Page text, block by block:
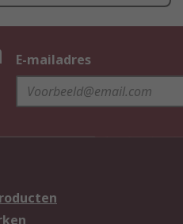
E-mailadres